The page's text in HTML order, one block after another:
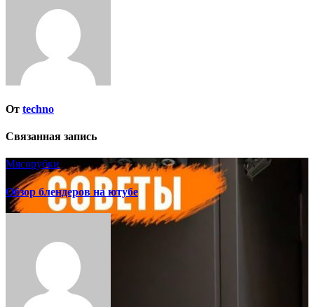
От techno
Связанная запись
Мясорубки
Обзор блендеров на ютубе